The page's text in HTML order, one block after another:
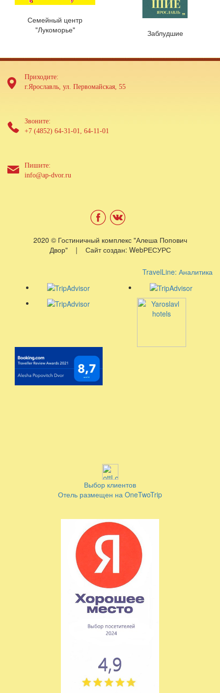
Семейный центр
"Лукоморье"
Заблудшие
Приходите:
г.Ярославль, ул. Первомайская, 55
Звоните:
+7 (4852) 64-31-01, 64-11-01
Пишите:
info@ap-dvor.ru
2020 © Гостиничный комплекс "Алеша Попович
Двор" | Сайт создан: WebРЕСУРС
TravelLine: Аналитика
Выбор клиентов
Отель размещен на OneTwoTrip